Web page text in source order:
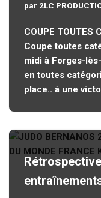
par 2LC
COUPE TOUTES
Coupe toutes
midi à Forges-
en toutes
place.. à une